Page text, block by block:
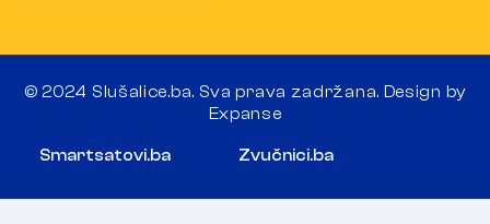
© 2024 Slušalice.ba. Sva prava zadržana. Design by
Expanse
Smartsatovi.ba Zvučnici.ba